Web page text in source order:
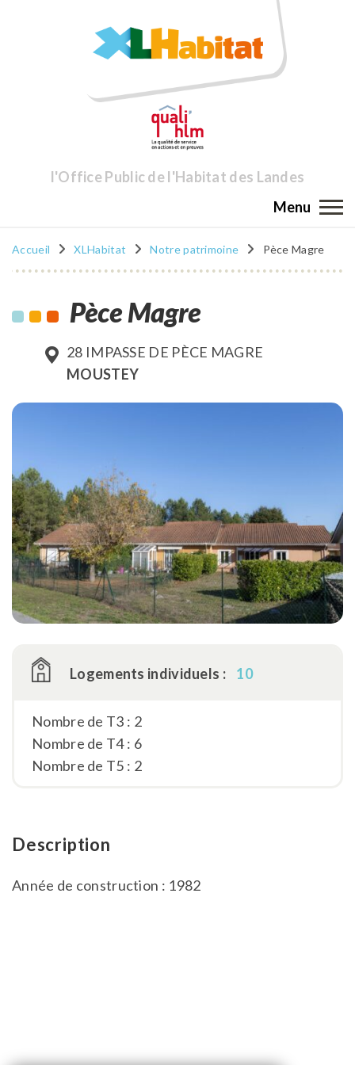
l'Office Public de l'Habitat des Landes
Menu
Accueil XLHabitat Notre patrimoine Pèce Magre
Pèce Magre
28 IMPASSE DE PÈCE MAGRE
MOUSTEY
Logements individuels : 10
Nombre de T3 : 2
Nombre de T4 : 6
Nombre de T5 : 2
Description
Année de construction : 1982